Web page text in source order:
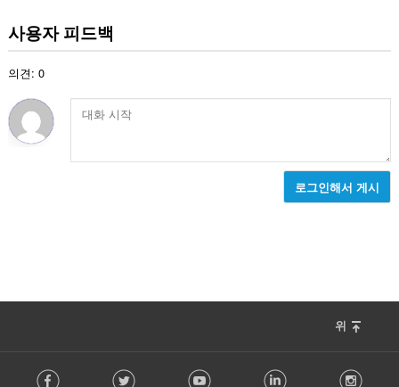
사용자 피드백
의견: 0
로그인해서 게시
위
o Facebook Twitter Youtube LinkedIn